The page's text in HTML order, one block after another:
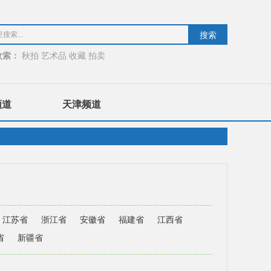
： 秋拍 艺术品 收藏 拍卖
道 天津频道
江苏省 浙江省 安徽省 福建省
江西省
新疆省